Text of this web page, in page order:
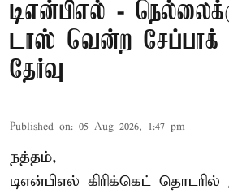
டிஎன்பிஎல் -
டாஸ் வென்ற சேப்பாக்
தேர்வு
Published on: 05 Aug 2026, 1:47 pm
நத்தம்,
டிஎன்பிஎல் கிரிக்கெட்